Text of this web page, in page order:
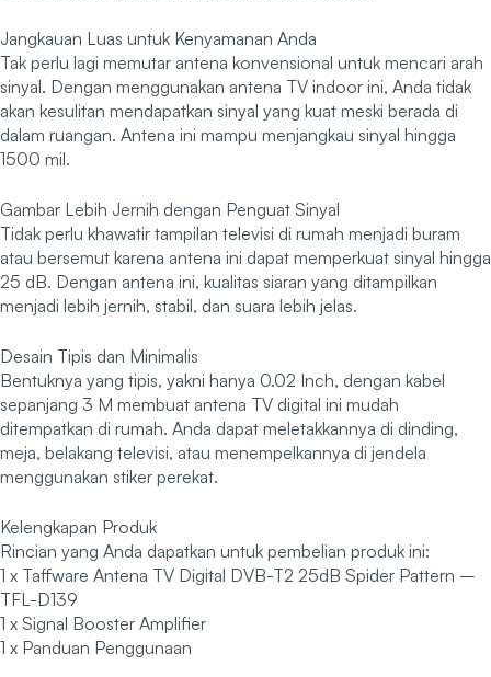
Jangkauan Luas untuk Kenyamanan Anda
Tak perlu lagi memutar antena konvensional untuk mencari arah
sinyal. Dengan menggunakan antena TV indoor ini, Anda tidak
akan kesulitan mendapatkan sinyal yang kuat meski berada di
dalam ruangan. Antena ini mampu menjangkau sinyal hingga
1500 mil.
Gambar Lebih Jernih dengan Penguat Sinyal
Tidak perlu khawatir tampilan televisi di rumah menjadi buram
atau bersemut karena antena ini dapat memperkuat sinyal hingga
25 dB. Dengan antena ini, kualitas siaran yang ditampilkan
menjadi lebih jernih, stabil, dan suara lebih jelas.
Desain Tipis dan Minimalis
Bentuknya yang tipis, yakni hanya 0.02 Inch, dengan kabel
sepanjang 3 M membuat antena TV digital ini mudah
ditempatkan di rumah. Anda dapat meletakkannya di dinding,
meja, belakang televisi, atau menempelkannya di jendela
menggunakan stiker perekat.
Kelengkapan Produk
Rincian yang Anda dapatkan untuk pembelian produk ini:
1 x Taffware Antena TV Digital DVB-T2 25dB Spider Pattern –
TFL-D139
1 x Signal Booster Amplifier
1 x Panduan Penggunaan